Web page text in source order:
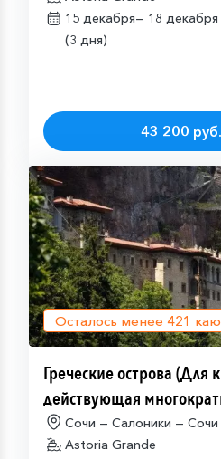
15 декабря— 18 декабря
(3 дня)
43 200
Осталось менее 421
Греческие острова (Для
действующая
виза)Сочи — Салоники — Сочи
Astoria Grande